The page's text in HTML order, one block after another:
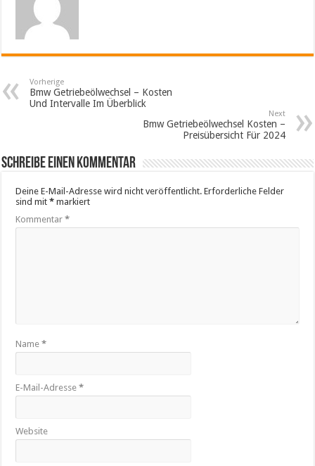
Vorherige
Bmw Getriebeölwechsel – Kosten
Und Intervalle Im Überblick
Next
Bmw Getriebeölwechsel Kosten –
Preisübersicht Für 2024
Schreibe einen Kommentar
Deine E-Mail-Adresse wird nicht veröffentlicht. Erforderliche Felder
sind mit* markiert
Kommentar*
Name*
E-Mail-Adresse*
Website